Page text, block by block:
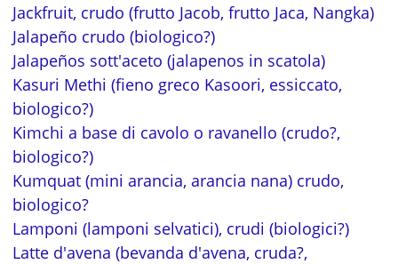
Jackfruit, crudo (frutto Jacob, frutto Jaca, Nangka)
Jalapeño crudo (biologico?)
Jalapeños sott'aceto (jalapenos in scatola)
Kasuri Methi (fieno greco Kasoori, essiccato,
biologico?)
Kimchi a base di cavolo o ravanello (crudo?,
biologico?)
Kumquat (mini arancia, arancia nana) crudo,
biologico?
Lamponi (lamponi selvatici), crudi (biologici?)
Latte d'avena (bevanda d'avena, cruda?,